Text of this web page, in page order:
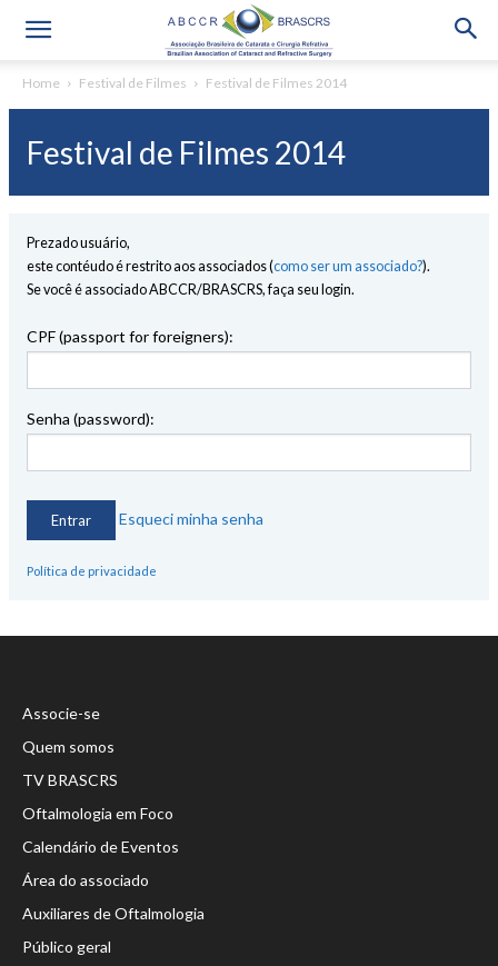
Home Festival de Filmes Festival de Filmes 2014
Festival de Filmes 2014
Prezado usuário,
este contéudo é restrito aos associados (como ser um associado?).
Se você é associado ABCCR/BRASCRS, faça seu login.
CPF (passport for foreigners):
Senha (password):
Esqueci minha senha
Política de privacidade
Associe-se
Quem somos
TV BRASCRS
Oftalmologia em Foco
Calendário de Eventos
Área do associado
Auxiliares de Oftalmologia
Público geral